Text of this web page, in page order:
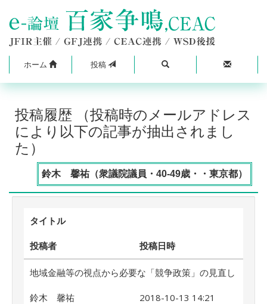
ホーム 投稿
投稿履歴 （投稿時のメールアドレス
により以下の記事が抽出されまし
た）
鈴木 馨祐（衆議院議員・40-49歳・・東京都）
タイトル
投稿者 投稿日時
地域金融等の視点から必要な「競争政策」の見直し
鈴木 馨祐 2018-10-13 14:21